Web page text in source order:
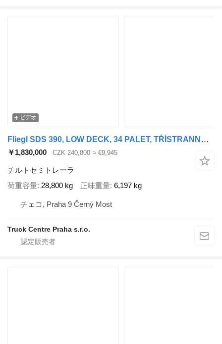
ビデオ
Fliegl SDS 390, LOW DECK, 34 PALET, TŘÍSTRANNÁ SHRNOVACÍ PLACHTA, HLINÍ
￥1,830,000 CZK 240,800 ≈ €9,945
チルトセミトレーラ
荷重容量 28,800 kg 正味重量 6,197 kg
チェコ, Praha 9 Černý Most
Truck Centre Praha s.r.o.